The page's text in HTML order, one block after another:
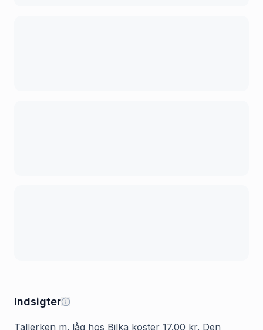
Indsigter
Tallerken m. låg hos Bilka koster 17.00 kr. Den